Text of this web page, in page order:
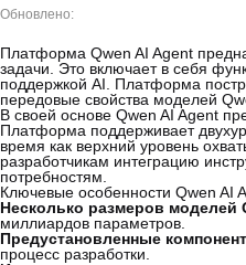
Обновлено:
Платформа Qwen AI Agent
задачи. Это включает в себя
поддержкой AI. Платформа
передовые свойства моделей
В своей основе Qwen AI Agent
Платформа поддерживает
время как верхний уровень
разработчикам интеграцию
потребностям.
Ключевые особенности Qwen AI
Несколько размеров моделей
миллиардов параметров.
Предустановленные
процесс разработки.